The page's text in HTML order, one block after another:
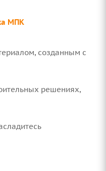
МПК
созданным с
решениях,